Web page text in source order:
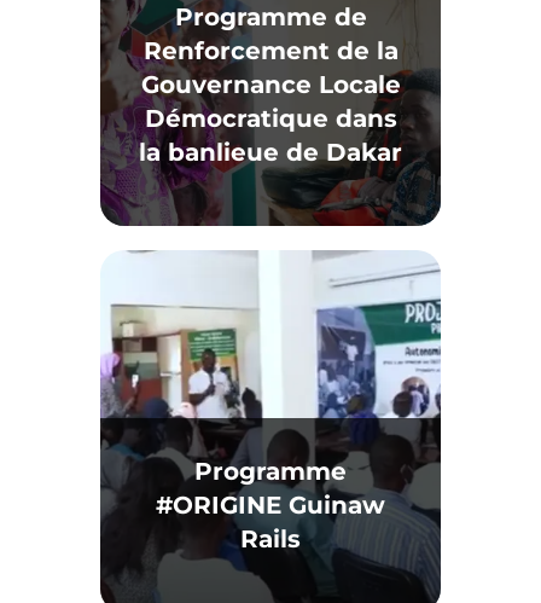
Programme de
Renforcement de la
Gouvernance Locale
Démocratique dans
la banlieue de Dakar
Programme
#ORIGINE Guinaw
Rails